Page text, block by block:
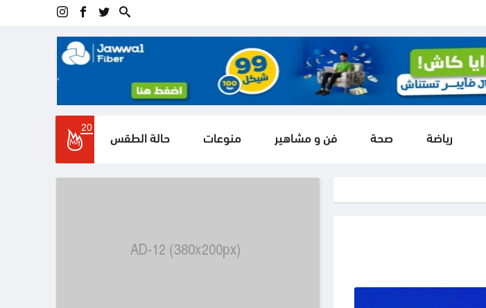
رياضة صحة فن و مشاهير منوعات حالة الطقس
20